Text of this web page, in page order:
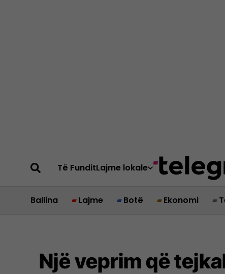
Të FunditLajme lokale
Ballina Lajme Botë Ekonomi
Një veprim që